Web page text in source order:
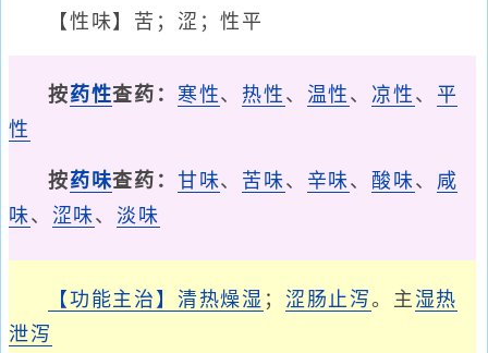
【性味】苦；涩；性平
按药性查药： 寒性、 热性 、 温性 、 凉性 、 平
性
按药味查药： 甘味、 苦味、 辛味、 酸味、 咸
味、 涩味、 淡味
【功能主治】 清热燥湿 ； 涩肠止泻。主湿热
泄泻